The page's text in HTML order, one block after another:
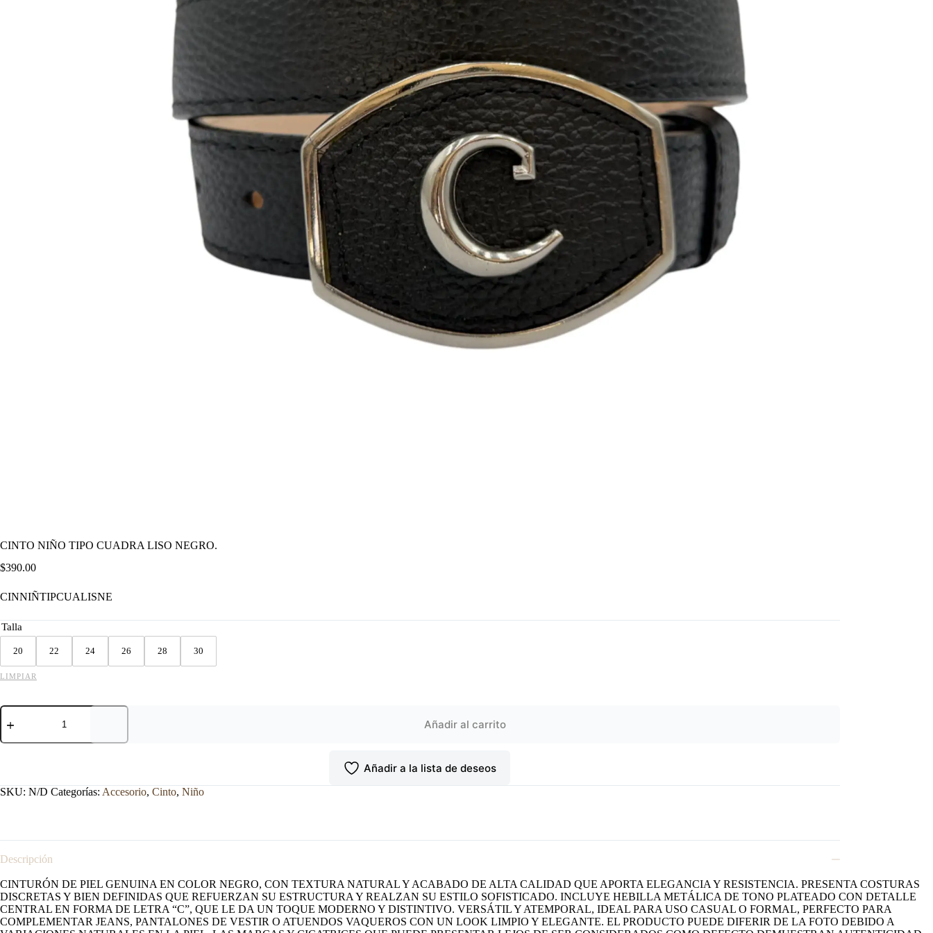
CINTO NIÑO TIPO CUADRA LISO NEGRO.
$390.00
CINNIÑTIPCUALISNE
Talla
20 22 24 26 28 30
LIMPIAR
CINTO
NIÑO
CUADRA
Añadir al carrito
Añadir a la lista de deseos
SKU: N/D Categorías: Accesorio, Cinto, Niño
Descripción
CINTURÓN DE PIEL GENUINA EN COLOR NEGRO, CON TEXTURA NATURAL Y ACABADO DE ALTA CALIDAD QUE APORTA ELEGANCIA Y RESISTENCIA. PRESENTA COSTURAS
DISCRETAS Y BIEN DEFINIDAS QUE REFUERZAN SU ESTRUCTURA Y REALZAN SU ESTILO SOFISTICADO. INCLUYE HEBILLA METÁLICA DE TONO PLATEADO CON DETALLE
CENTRAL EN FORMA DE LETRA “C”, QUE LE DA UN TOQUE MODERNO Y DISTINTIVO. VERSÁTIL Y ATEMPORAL, IDEAL PARA USO CASUAL O FORMAL, PERFECTO PARA
COMPLEMENTAR JEANS, PANTALONES DE VESTIR O ATUENDOS VAQUEROS CON UN LOOK LIMPIO Y ELEGANTE. EL PRODUCTO PUEDE DIFERIR DE LA FOTO DEBIDO A